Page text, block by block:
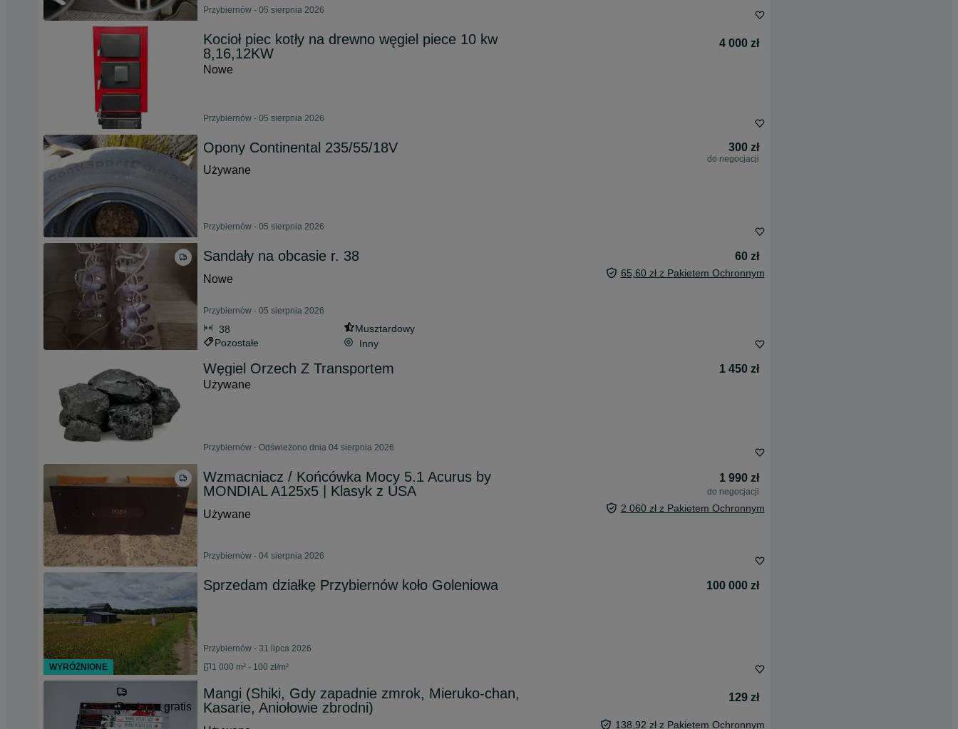
Przybiernów - 05 sierpnia 2026
Kocioł piec kotły na drewno węgiel piece 10 kw
8,16,12KW
4 000 zł
Nowe
Przybiernów - 05 sierpnia 2026
Opony Continental 235/55/18V 300 zł
do negocjacji
Używane
Przybiernów - 05 sierpnia 2026
Sandały na obcasie r. 38
60 zł
Nowe
65,60 zł z Pakietem Ochronnym
Przybiernów - 05 sierpnia 2026
38
Musztardowy
Pozostałe
Inny
Węgiel Orzech Z Transportem
1 450 zł
Używane
Przybiernów - Odświeżono dnia 04 sierpnia 2026
Wzmacniacz / Końcówka Mocy 5.1 Acurus by
MONDIAL A125x5 | Klasyk z USA
1 990 zł
do negocjacji
Używane 2 060 zł z Pakietem Ochronnym
Przybiernów - 04 sierpnia 2026
Sprzedam działkę Przybiernów koło Goleniowa 100 000 zł
Przybiernów - 31 lipca 2026
1 000 m² - 100 zł/m²
Dostawa gratis
Mangi (Shiki, Gdy zapadnie zmrok, Mieruko-chan,
Kasarie, Aniołowie zbrodni)
129 zł
138,92 zł z Pakietem Ochronnym
WYRÓŻNIONE